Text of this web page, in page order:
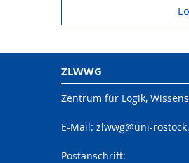
ZLWWG
Zentrum für Logik,
E-Mail: zlwwg@uni-
Postanschrift: